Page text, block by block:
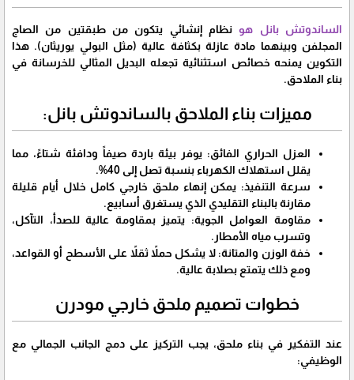
​الساندوتش بانل هونظام إنشائي يتكون من طبقتين من الصاج
المجلفن وبينهما مادة عازلة بكثافة عالية (مثل البولي يوريثان). هذا
التكوين يمنحه خصائص استثنائية تجعله البديل المثالي للخرسانة في
بناء الملاحق.
​مميزات بناء الملاحق بالساندوتش بانل:
​العزل الحراري الفائق: يوفر بيئة باردة صيفاً ودافئة شتاءً، مما
يقلل استهلاك الكهرباء بنسبة تصل إلى 40%.
​سرعة التنفيذ: يمكن إنهاء ملحق خارجي كامل خلال أيام قليلة
مقارنة بالبناء التقليدي الذي يستغرق أسابيع.
​مقاومة العوامل الجوية: يتميز بمقاومة عالية للصدأ، التآكل،
وتسرب مياه الأمطار.
​خفة الوزن والمتانة: لا يشكل حملاً ثقلاً على الأسطح أو القواعد،
ومع ذلك يتمتع بصلابة عالية.
​خطوات تصميم ملحق خارجي مودرن
​عند التفكير في بناء ملحق، يجب التركيز على دمج الجانب الجمالي مع
الوظيفي: